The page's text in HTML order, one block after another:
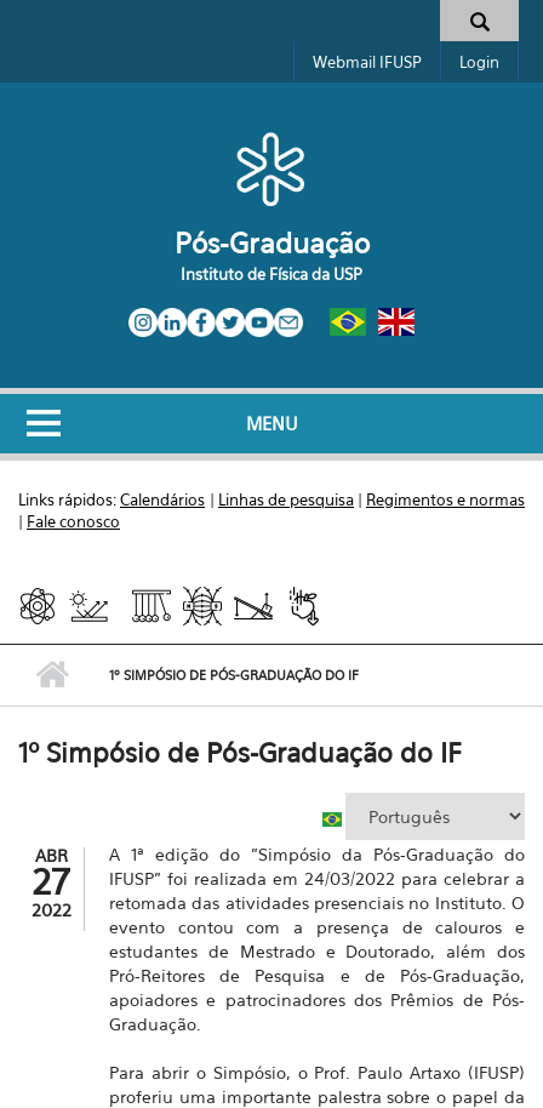
Formulário de busca
Webmail IFUSP Login
Pós-Graduação
Instituto de Física da USP
MENU
Links rápidos:Calendários | Linhas de pesquisa | Regimentos e normas
| Fale conosco
1º SIMPÓSIO DE PÓS-GRADUAÇÃO DO IF
1º Simpósio de Pós-Graduação do IF
ABR
27
2022
A 1ª edição do "Simpósio da Pós-Graduação do
IFUSP" foi realizada em 24/03/2022 para celebrar a
retomada das atividades presenciais no Instituto. O
evento contou com a presença de calouros e
estudantes de Mestrado e Doutorado, além dos
Pró-Reitores de Pesquisa e de Pós-Graduação,
apoiadores e patrocinadores dos Prêmios de Pós-
Graduação.
Para abrir o Simpósio, o Prof. Paulo Artaxo (IFUSP)
proferiu uma importante palestra sobre o papel da